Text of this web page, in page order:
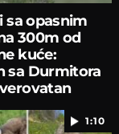
sa opasnim
300m od
kuće:
sa Durmitora
1:10